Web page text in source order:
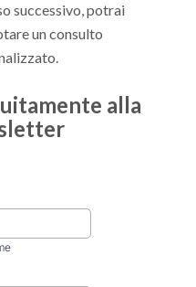
successivo, potrai
un consulto
alla